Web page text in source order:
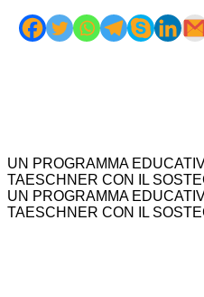
UN PROGRAMMA
TAESCHNER CON IL
UN PROGRAMMA
TAESCHNER CON IL